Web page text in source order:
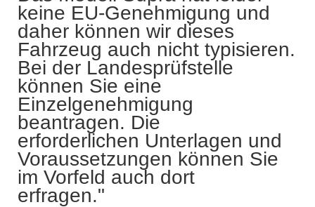
keine EU-Genehmigung und
daher können wir dieses
Fahrzeug auch nicht typisieren.
Bei der Landesprüfstelle
können Sie eine
Einzelgenehmigung
beantragen. Die
erforderlichen Unterlagen und
Voraussetzungen können Sie
im Vorfeld auch dort
erfragen."